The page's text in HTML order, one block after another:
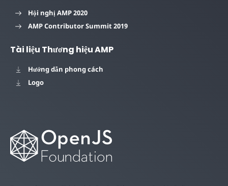
Hội nghị AMP 2020
AMP Contributor Summit 2019
Tài liệu Thương hiệu AMP
Hướng dẫn phong cách
Logo